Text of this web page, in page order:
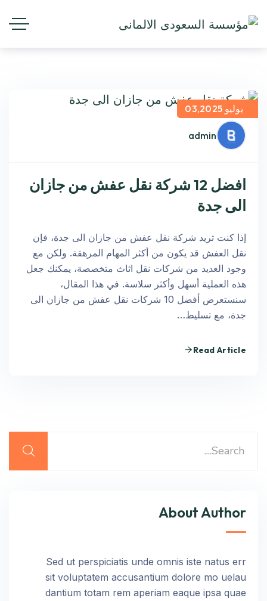
admin
يوليو 03,2025
افضل 12 شركة نقل عفش من جازان
الى جدة
إذا كنت تريد شركة نقل عفش من جازان الى جدة، فإن
نقل العفش قد يكون من أكثر المهام المرهقة. ولكن مع
وجود العديد من شركات نقل اثاث متخصصة، يمكنك جعل
هذه العملية أسهل وأكثر سلاسة. في هذا المقال،
سنستعرض أفضل 10 شركات نقل عفش من جازان الى
جدة، مع تسليط…
Read Article
About Author
Sed ut perspiciatis unde omnis iste natus err
sit voluptatem accusantium dolore mo uelau
dantium totam rem aperiam eaque ipsa quae